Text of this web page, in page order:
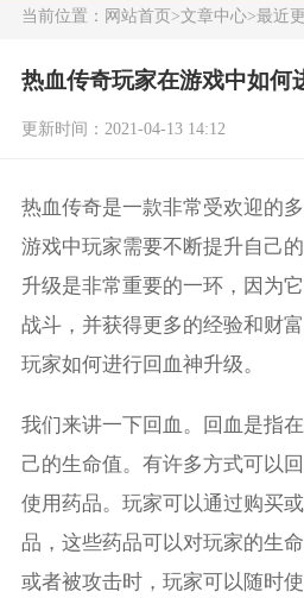
当前位置： 网站首页>文章中心>最近
热血传奇玩家在游戏中如何
更新时间：2021-04-13 14:12
热血传奇是一款非常受欢迎的
游戏中玩家需要不断提升自己
升级是非常重要的一环，因为
战斗，并获得更多的经验和财
玩家如何进行回血神升级。
我们来讲一下回血。回血是指
己的生命值。有许多方式可以
使用药品。玩家可以通过购买
品，这些药品可以对玩家的生
或者被攻击时，玩家可以随时